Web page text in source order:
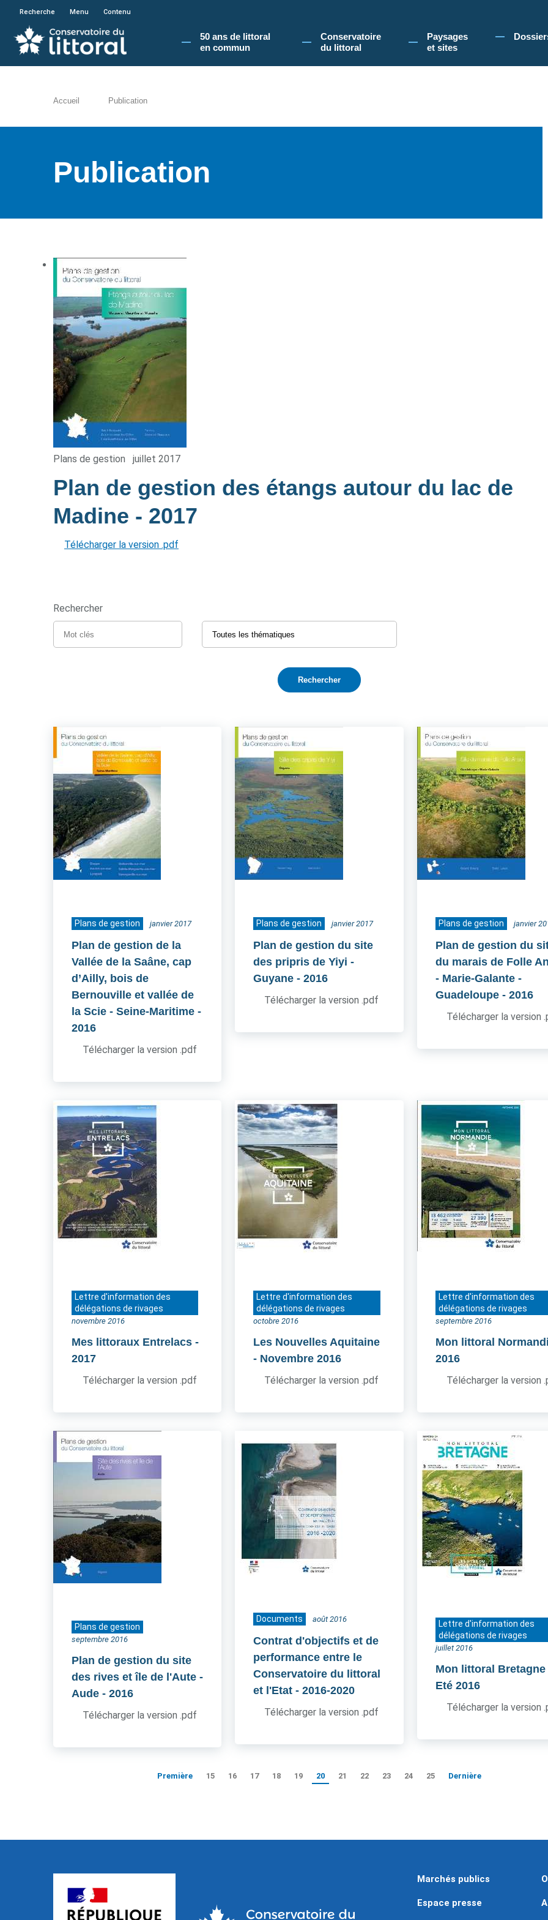
En poursuivant votre navigation sur le site du Conservatoire du littoral, vous acceptez l'utilisation de cookies pour vous
Recherche Menu Contenu
50 ans de littoral
en commun​
Conservatoire
du littoral
Paysages
et sites
Accueil Publication
Publication
Plans de gestion juillet 2017
Plan de gestion des étangs autour du lac de
Madine - 2017
Télécharger la version .pdf
Rechercher
Plans de gestion janvier 2017
Plan de gestion de la
Vallée de la Saâne, cap
d’Ailly, bois de
Bernouville et vallée de
la Scie - Seine-Maritime -
2016
Télécharger la version .pdf
Plans de gestion janvier 2017
Plan de gestion du site
des pripris de Yiyi -
Guyane - 2016
Télécharger la version .pdf
Plans de gestion janvier
Plan de gestion du
du marais de Folle
- Marie-Galante -
Guadeloupe - 2016
Télécharger la version
Lettre d'information des
délégations de rivages
novembre 2016
Mes littoraux Entrelacs -
2017
Télécharger la version .pdf
Lettre d'information des
délégations de rivages
octobre 2016
Les Nouvelles Aquitaine
- Novembre 2016
Télécharger la version .pdf
Lettre d'information des
délégations de rivages
septembre 2016
Mon littoral
2016
Télécharger la version
Plans de gestion
septembre 2016
Plan de gestion du site
des rives et île de l'Aute -
Aude - 2016
Télécharger la version .pdf
Documents août 2016
Contrat d'objectifs et de
performance entre le
Conservatoire du littoral
et l'Etat - 2016-2020
Télécharger la version .pdf
Lettre d'information des
délégations de rivages
juillet 2016
Mon littoral Bretagne
Eté 2016
Télécharger la version
Première 15 16 17 18 19 20 21 22 23 24 25 Dernière
Marchés publics
Espace presse